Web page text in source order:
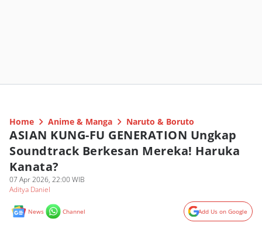
Home Anime & Manga Naruto & Boruto
ASIAN KUNG-FU GENERATION Ungkap
Soundtrack Berkesan Mereka! Haruka
Kanata?
07 Apr 2026, 22:00 WIB
Aditya Daniel
News Channel Add Us on Google